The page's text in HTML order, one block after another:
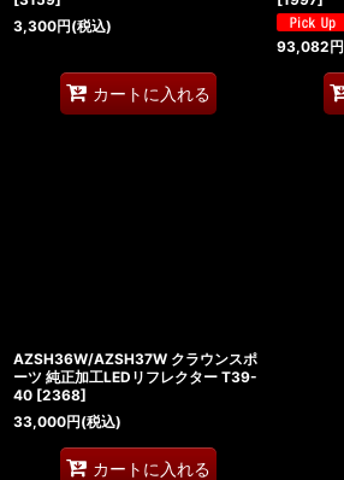
3,300円(税込)
カートに入れる
93,082円
AZSH36W/AZSH37W クラウンスポ
ーツ 純正加工LEDリフレクター T39-
40 [2368]
33,000円(税込)
カートに入れる